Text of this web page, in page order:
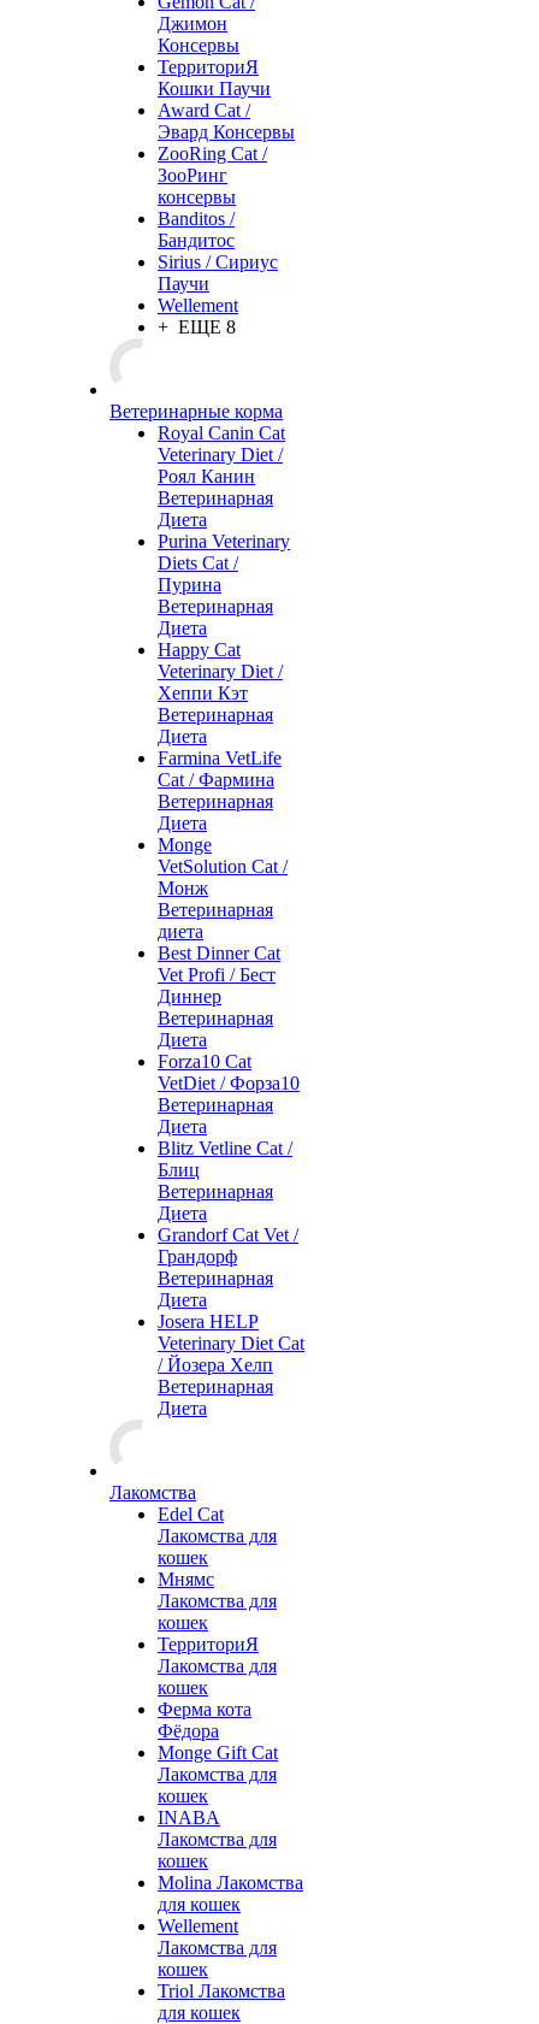
Джимон
Консервы
ТерриториЯ
Кошки Паучи
Award Cat /
Эвард Консервы
ZooRing Cat /
ЗооРинг
консервы
Banditos /
Бандитос
Sirius / Сириус
Паучи
Wellement
+ ЕЩЕ 8
Ветеринарные корма
Royal Canin Cat
Veterinary Diet /
Роял Канин
Ветеринарная
Диета
Purina Veterinary
Diets Cat /
Пурина
Ветеринарная
Диета
Happy Cat
Veterinary Diet /
Хеппи Кэт
Ветеринарная
Диета
Farmina VetLife
Cat / Фармина
Ветеринарная
Диета
Monge
VetSolution Cat /
Монж
Ветеринарная
диета
Best Dinner Cat
Vet Profi / Бест
Диннер
Ветеринарная
Диета
Forza10 Cat
VetDiet / Форза10
Ветеринарная
Диета
Blitz Vetline Cat /
Блиц
Ветеринарная
Диета
Grandorf Cat Vet /
Грандорф
Ветеринарная
Диета
Josera HELP
Veterinary Diet Cat
/ Йозера Хелп
Ветеринарная
Диета
Лакомства
Edel Cat
Лакомства для
кошек
Мнямс
Лакомства для
кошек
ТерриториЯ
Лакомства для
кошек
Ферма кота
Фёдора
Monge Gift Cat
Лакомства для
кошек
INABA
Лакомства для
кошек
Molina Лакомства
для кошек
Wellement
Лакомства для
кошек
Triol Лакомства
для кошек